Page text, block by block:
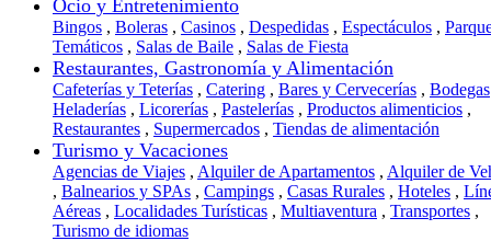
Ocio y Entretenimiento
Bingos , Boleras , Casinos , Despedidas , Espectáculos ,
Temáticos , Salas de Baile , Salas de Fiesta
Restaurantes, Gastronomía y Alimentación
Cafeterías y Teterías , Catering , Bares y Cervecerías , Bodegas
Heladerías , Licorerías , Pastelerías , Productos alimenticios ,
Restaurantes , Supermercados , Tiendas de alimentación
Turismo y Vacaciones
Agencias de Viajes , Alquiler de Apartamentos , Alquiler de
, Balnearios y SPAs , Campings , Casas Rurales , Hoteles ,
Aéreas , Localidades Turísticas , Multiaventura , Transportes ,
Turismo de idiomas